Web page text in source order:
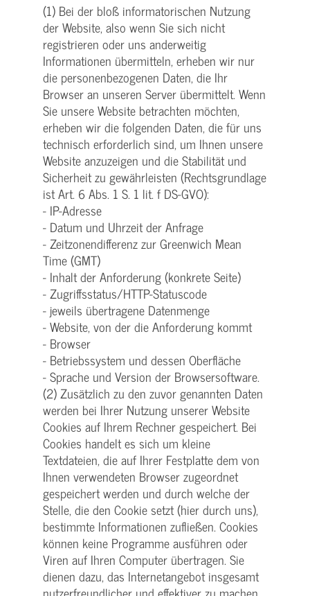
(1) Bei der bloß informatorischen Nutzung
der Website, also wenn Sie sich nicht
registrieren oder uns anderweitig
Informationen übermitteln, erheben wir nur
die personenbezogenen Daten, die Ihr
Browser an unseren Server übermittelt. Wenn
Sie unsere Website betrachten möchten,
erheben wir die folgenden Daten, die für uns
technisch erforderlich sind, um Ihnen unsere
Website anzuzeigen und die Stabilität und
Sicherheit zu gewährleisten (Rechtsgrundlage
ist Art. 6 Abs. 1 S. 1 lit. f DS-GVO):
- IP-Adresse
- Datum und Uhrzeit der Anfrage
- Zeitzonendifferenz zur Greenwich Mean
Time (GMT)
- Inhalt der Anforderung (konkrete Seite)
- Zugriffsstatus/HTTP-Statuscode
- jeweils übertragene Datenmenge
- Website, von der die Anforderung kommt
- Browser
- Betriebssystem und dessen Oberfläche
- Sprache und Version der Browsersoftware.
(2) Zusätzlich zu den zuvor genannten Daten
werden bei Ihrer Nutzung unserer Website
Cookies auf Ihrem Rechner gespeichert. Bei
Cookies handelt es sich um kleine
Textdateien, die auf Ihrer Festplatte dem von
Ihnen verwendeten Browser zugeordnet
gespeichert werden und durch welche der
Stelle, die den Cookie setzt (hier durch uns),
bestimmte Informationen zufließen. Cookies
können keine Programme ausführen oder
Viren auf Ihren Computer übertragen. Sie
dienen dazu, das Internetangebot insgesamt